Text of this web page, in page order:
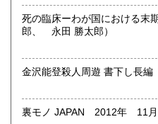
書籍の買取について
-
取り扱い分野
総記、哲学宗教、歴史、社会
語国文、外国文学、古典籍、
カルチャー、古書一般（その他
書籍全般
死の臨床ーわが国における末期患者
郎、 永田 勝太郎）
裏モノ JAPAN 2012年 11月